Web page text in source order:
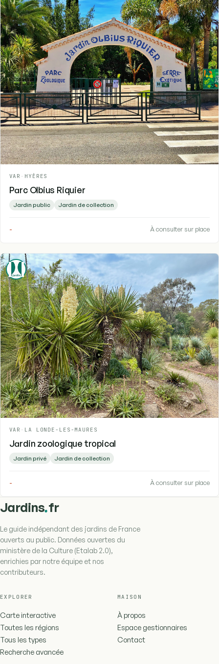
VAR - HYÈRES
Parc Olbius Riquier
Jardin public Jardin de collection
- À consulter sur place
VAR - LA LONDE-LES-MAURES
Jardin zoologique tropical
Jardin privé Jardin de collection
- À consulter sur place
Jardins.fr
Le guide indépendant des jardins de France
ouverts au public. Données ouvertes du
ministère de la Culture (Etalab 2.0),
enrichies par notre équipe et nos
contributeurs.
EXPLORER
Carte interactive
Toutes les régions
Tous les types
Recherche avancée
MAISON
À propos
Espace gestionnaires
Contact